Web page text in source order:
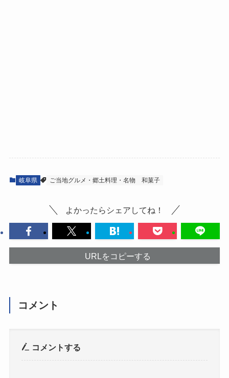
岐阜県 ご当地グルメ・郷土料理・名物 和菓子
よかったらシェアしてね！
URLをコピーする
コメント
コメントする